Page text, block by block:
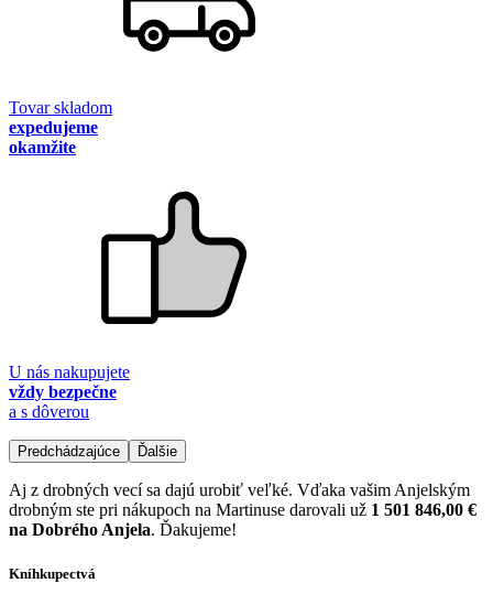
Tovar skladom
expedujeme
okamžite
U nás nakupujete
vždy bezpečne
a s dôverou
Predchádzajúce Ďalšie
Aj z drobných vecí sa dajú urobiť veľké. Vďaka vašim Anjelským
drobným ste pri nákupoch na Martinuse darovali už 1 501 846,00 €
na Dobrého Anjela. Ďakujeme!
Kníhkupectvá